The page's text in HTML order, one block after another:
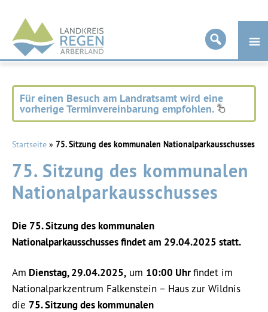
Landkreis
Regen
Für einen Besuch am Landratsamt wird eine
vorherige Terminvereinbarung empfohlen.
Startseite » 75. Sitzung des kommunalen Nationalparkausschusses
75. Sitzung des kommunalen
Nationalparkausschusses
Die 75. Sitzung des kommunalen
Nationalparkausschusses findet am 29.04.2025 statt.
Am Dienstag, 29.04.2025, um 10:00 Uhrfindet im
Nationalparkzentrum Falkenstein – Haus zur Wildnis
die 75. Sitzung des kommunalen